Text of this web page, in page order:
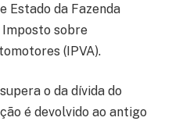
Estado da Fazenda
Imposto sobre
(IPVA).
o da dívida do
é devolvido ao antigo